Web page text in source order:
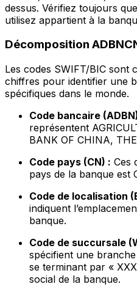
dessus. Vérifiez toujours
utilisez appartient à la
Décomposition
Les codes SWIFT/BIC sont
chiffres pour identifier une
spécifiques dans le monde.
Code bancaire
représentent
BANK OF CHINA, THE
Code pays (CN) : Ces
pays de la banque est
Code de localisation
indiquent
banque.
Code de succursale
spécifient une
se terminant par «
social de la banque.